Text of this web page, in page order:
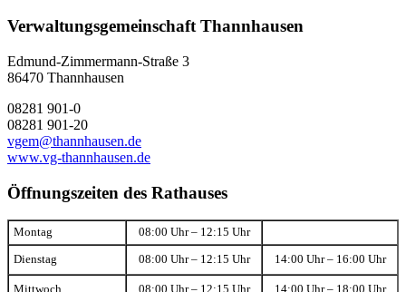
Verwaltungsgemeinschaft Thannhausen
Edmund-Zimmermann-Straße 3
86470 Thannhausen
08281 901-0
08281 901-20
vgem@thannhausen.de
www.vg-thannhausen.de
Öffnungszeiten des Rathauses
Montag 08:00 Uhr – 12:15 Uhr
Dienstag 08:00 Uhr – 12:15 Uhr 14:00 Uhr – 16:00 Uhr